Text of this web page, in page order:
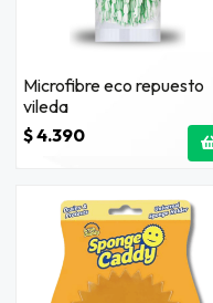
Microfibre eco repuesto
vileda
$ 4.390